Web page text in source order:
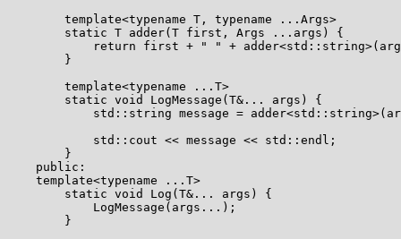
        template<typename T, typename ...Args>
        static T adder(T first, Args ...args) {
return first + " " +
        }
        template<typename ...T>
        static void LogMessage(T&... args) {
std::string message =
            std::cout << message << std::endl;
        }
    public:
    template<typename ...T>
        static void Log(T&... args) {
            LogMessage(args...);
        }